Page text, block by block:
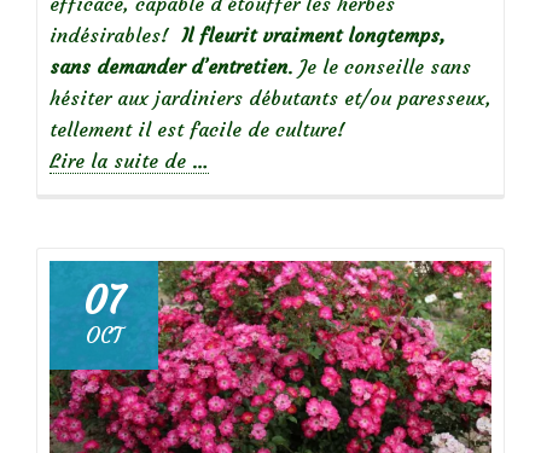
indésirables! Il fleurit vraiment longtemps,
sans demander d’entretien. Je le conseille sans
hésiter aux jardiniers débutants et/ou paresseux,
tellement il est facile de culture!
Lire la suite de à
Mes
incontournables
:
Géranium
endressii
…
07
OCT